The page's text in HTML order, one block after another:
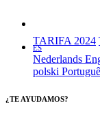
TARIFA 2024
ES
Nederlands
polski
¿TE AYUDAMOS?